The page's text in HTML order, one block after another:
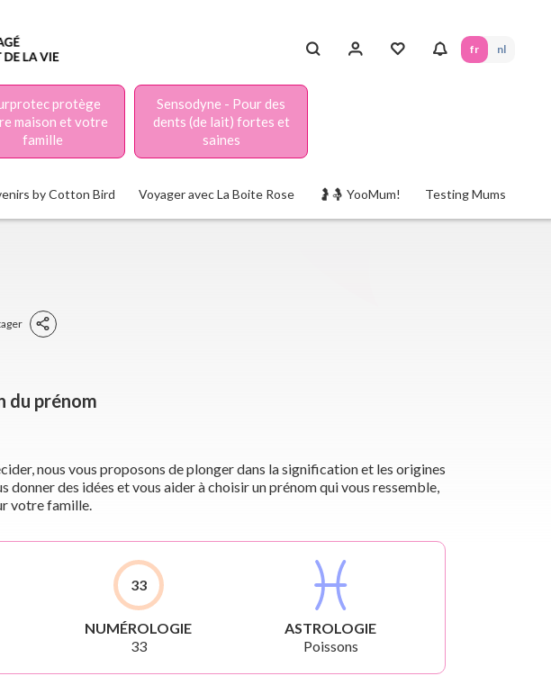
fr nl
protège
maison et votre
famille
Sensodyne - Pour des
dents (de lait) fortes et
saines
by Cotton Bird Voyager avec La Boite Rose 🤰🤱 YooMum! Testing Mums
du prénom
nous vous proposons de plonger dans la signification et les origines
des idées et vous aider à choisir un prénom qui vous ressemble,
votre famille.
33
NUMÉROLOGIE
33
ASTROLOGIE
Poissons